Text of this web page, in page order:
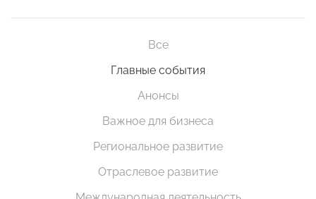
Все
Главные события
Анонсы
Важное для бизнеса
Региональное развитие
Отраслевое развитие